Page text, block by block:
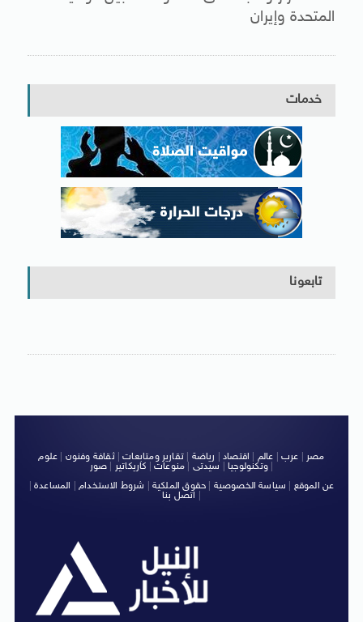
المتحدة وإيران
خدمات
تابعونا
مصر عرب عالم اقتصاد رياضة |تقارير ومتابعات|ثقافة وفنون
علوم
وتكنولوجيا| سيدتى منوعات كاريكاتير صور
|
عن الموقع
سياسة الخصوصية حقوق الملكية شروط الاستخدام| المساعدة|
اتصل بنا